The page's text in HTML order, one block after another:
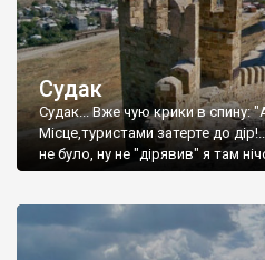
Судак
Судак... Вже чую крики в спину:
Місце,туристами затерте до
не було, ну не "дірявив" я там